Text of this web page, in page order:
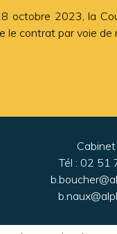
octobre 2023, la
le contrat par voie de
Tél : 02 51